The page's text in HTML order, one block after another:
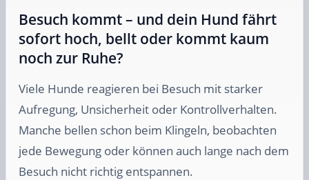
Besuch kommt – und dein Hund fährt
sofort hoch, bellt oder kommt kaum
noch zur Ruhe?
Viele Hunde reagieren bei Besuch mit starker
Aufregung, Unsicherheit oder Kontrollverhalten.
Manche bellen schon beim Klingeln, beobachten
jede Bewegung oder können auch lange nach dem
Besuch nicht richtig entspannen.